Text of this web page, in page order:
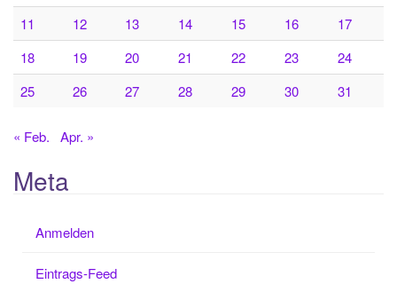
11
12 13 14 15 16
17
18
19 20 21 22 23
24
25
26 27 28 29 30 31
« Feb. Apr. »
Meta
Anmelden
Eintrags-Feed